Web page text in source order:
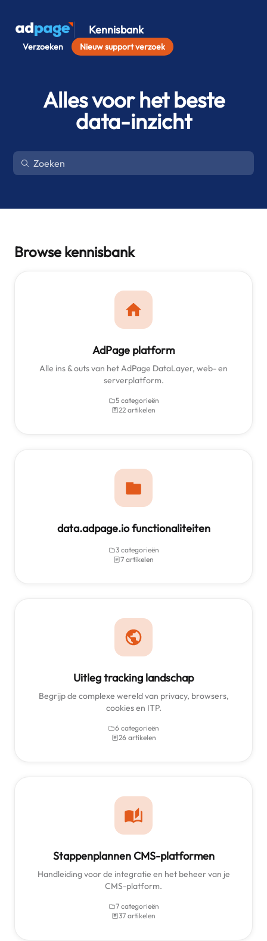
Kennisbank
Verzoeken Nieuw support verzoek
Alles voor het beste
data-inzicht
Browse kennisbank
AdPage platform
Alle ins & outs van het AdPage DataLayer, web- en
serverplatform.
5 categorieën
22 artikelen
data.adpage.io functionaliteiten
3 categorieën
7 artikelen
Uitleg tracking landschap
Begrijp de complexe wereld van privacy, browsers,
cookies en ITP.
6 categorieën
26 artikelen
Stappenplannen CMS-platformen
Handleiding voor de integratie en het beheer van je
CMS-platform.
7 categorieën
37 artikelen